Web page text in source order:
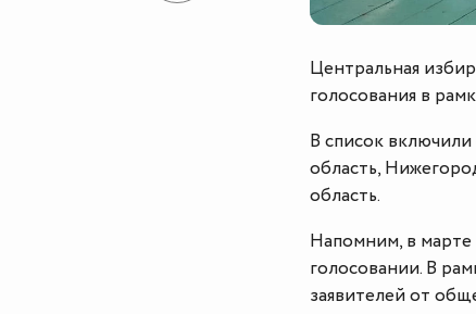
Центральная
голосования в
В список
область,
область.
Напомним, в марте
голосовании. В
заявителей от